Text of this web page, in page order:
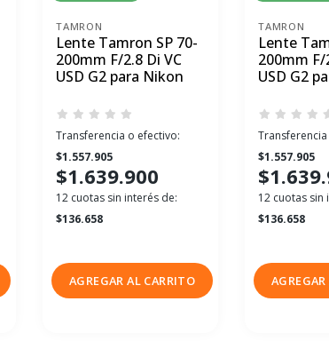
TAMRON
Lente Tamron SP 70-
200mm F/2.8 Di VC
USD G2 para Nikon
Transferencia o efectivo:
$1.557.905
$1.639.900
12 cuotas sin interés de:
$136.658
AGREGAR AL CARRITO
TAMRON
Lente
200mm F/
USD G2
$1.557.905
12 cuotas sin
$136.658